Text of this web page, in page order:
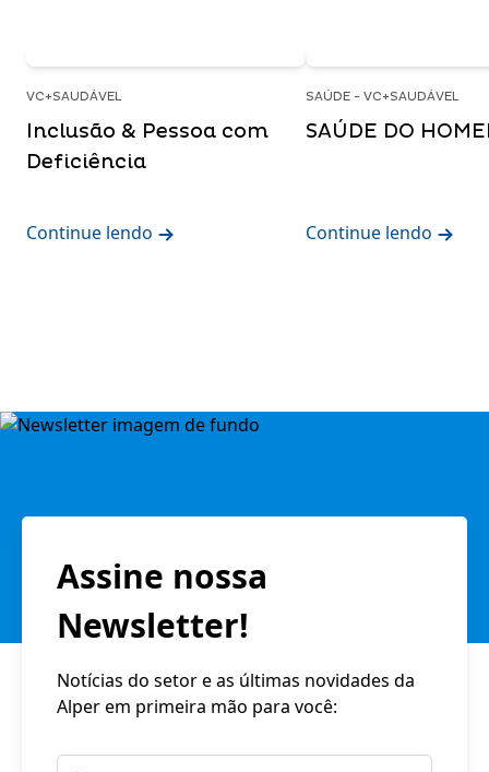
VC+SAUDÁVEL
Inclusão & Pessoa com
Deficiência
Continue lendo
SAÚDE - VC+SAUDÁVEL
SAÚDE DO
Continue lendo
Assine nossa
Newsletter!
Notícias do setor e as últimas novidades da
Alper em primeira mão para você: